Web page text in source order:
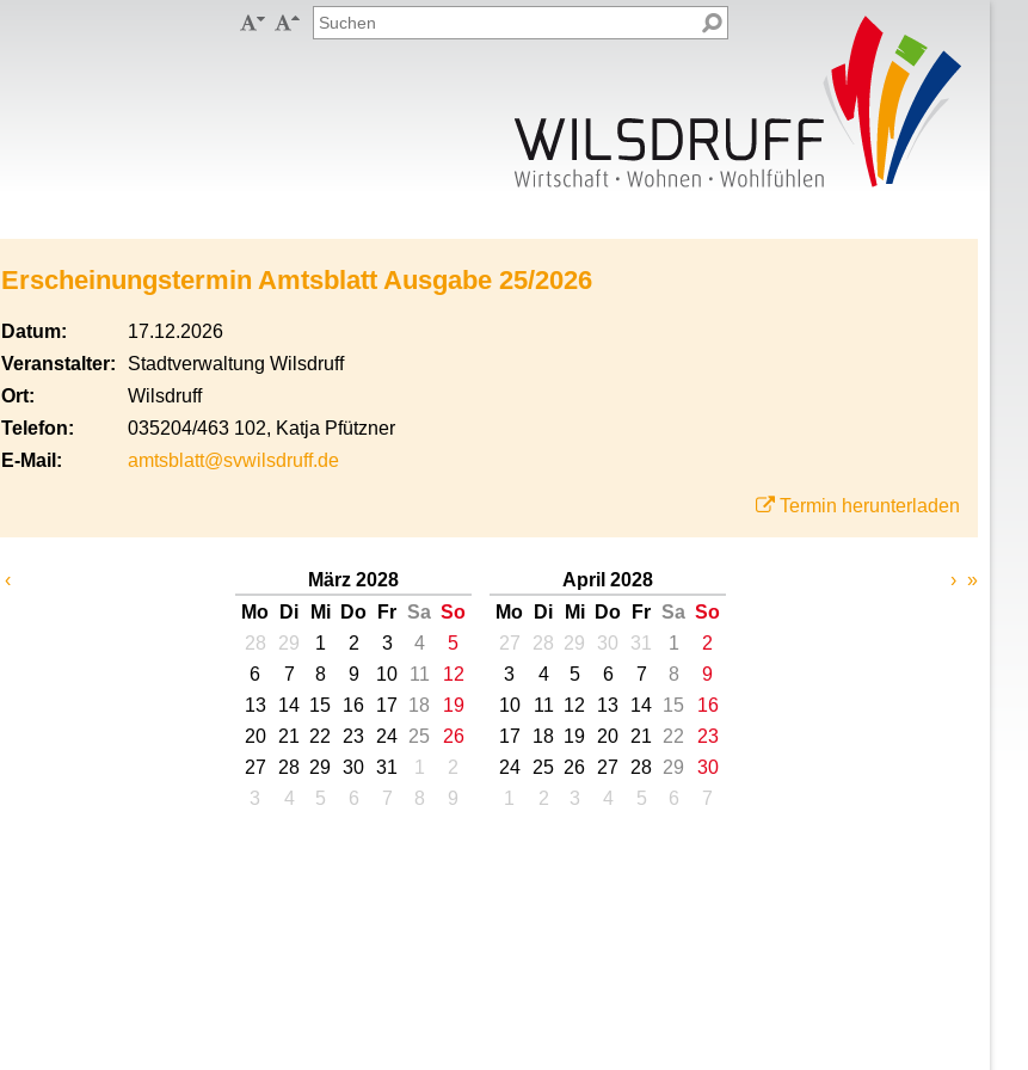
 
Erscheinungstermin Amtsblatt Ausgabe 25/2026
Datum:
17.12.2026
Veranstalter:
Stadtverwaltung Wilsdruff
Ort:
Wilsdruff
Telefon:
035204/463 102, Katja Pfützner
E-Mail:
amtsblatt@svwilsdruff.de
Termin herunterladen
‹
März 2028
Mo
Di Mi Do Fr Sa So
28
29 1 2 3 4
5
6
7 8 9 10 11
12
13
14 15 16 17 18
19
20
21 22 23 24 25
26
27
28 29 30 31 1
2
3
4 5 6 7 8 9
April 2028
Mo
Di Mi Do Fr Sa So
27
28 29 30 31 1
2
3
4 5 6 7 8
9
10
11 12 13 14 15
16
17
18 19 20 21 22
23
24
25 26 27 28 29
30
1
2 3 4 5 6 7
› »